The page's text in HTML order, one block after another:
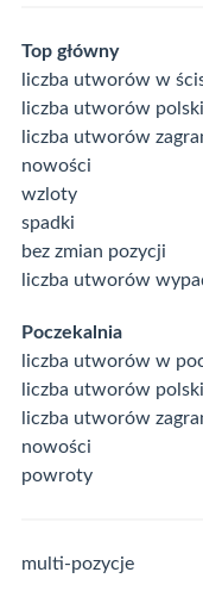
Top główny
liczba utworów w
liczba utworów
liczba utworów
nowości
wzloty
spadki
bez zmian pozycji
liczba utworów
Poczekalnia
liczba utworów w
liczba utworów
liczba utworów
nowości
powroty
multi-pozycje